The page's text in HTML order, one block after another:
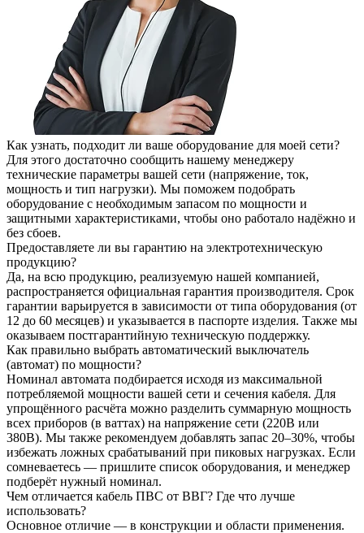
Как узнать, подходит ли ваше оборудование для моей сети?
Для этого достаточно сообщить нашему менеджеру
технические параметры вашей сети (напряжение, ток,
мощность и тип нагрузки). Мы поможем подобрать
оборудование с необходимым запасом по мощности и
защитными характеристиками, чтобы оно работало надёжно и
без сбоев.
Предоставляете ли вы гарантию на электротехническую
продукцию?
Да, на всю продукцию, реализуемую нашей компанией,
распространяется официальная гарантия производителя. Срок
гарантии варьируется в зависимости от типа оборудования (от
12 до 60 месяцев) и указывается в паспорте изделия. Также мы
оказываем постгарантийную техническую поддержку.
Как правильно выбрать автоматический выключатель
(автомат) по мощности?
Номинал автомата подбирается исходя из максимальной
потребляемой мощности вашей сети и сечения кабеля. Для
упрощённого расчёта можно разделить суммарную мощность
всех приборов (в ваттах) на напряжение сети (220В или
380В). Мы также рекомендуем добавлять запас 20–30%, чтобы
избежать ложных срабатываний при пиковых нагрузках. Если
сомневаетесь — пришлите список оборудования, и менеджер
подберёт нужный номинал.
Чем отличается кабель ПВС от ВВГ? Где что лучше
использовать?
Основное отличие — в конструкции и области применения.